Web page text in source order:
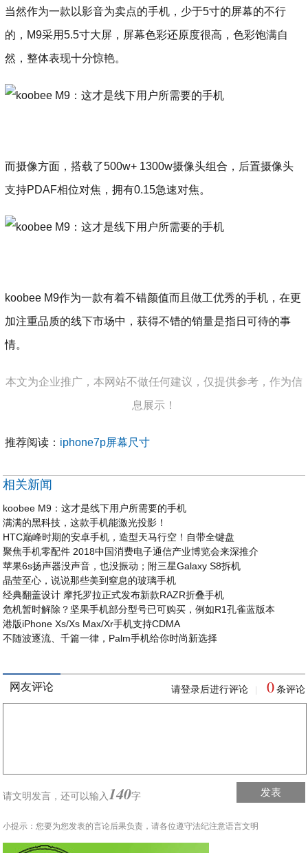
当然作为一款以影音为卖点的手机，少于5寸的屏幕的不行
的，M9采用5.5寸大屏，屏幕色彩还原度很高，色彩饱满自
然，整体表现十分惊艳。
而摄像方面，搭载了500w+ 1300w摄像头组合，后置摄像头
支持PDAF相位对焦，拥有0.15急速对焦。
koobee M9作为一款有着不错颜值而且做工优秀的手机，在更
加注重品质的线下市场中，获得不错的销量是指日可待的事
情。
本文为企业推广，本网站不做任何建议，仅提供参考，作为信
息展示！
推荐阅读： iphone7p屏幕尺寸
相关新闻
koobee M9：这才是线下用户所需要的手机
满满的黑科技，这款手机能激光投影！
HTC巅峰时期的安卓手机，造型天马行空！自带全键盘
聚焦手机零配件 2018中国消费电子通信产业博览会来深推介
苹果6s扬声器没声音，也没振动；附三星Galaxy S8拆机
晶莹至心，说说那些美到窒息的玻璃手机
经典翻盖设计 摩托罗拉正式发布新款RAZR折叠手机
危机暂时解除？坚果手机部分型号已可购买，例如R1孔雀蓝版本
港版iPhone Xs/Xs Max/Xr手机支持CDMA
不随波逐流、千篇一律，Palm手机给你时尚新选择
网友评论 请登录后进行评论 0 条评论
请文明发言，还可以输入 140字 发表
小提示：您要为您发表的言论后果负责，请各位遵守法纪注意语言文明